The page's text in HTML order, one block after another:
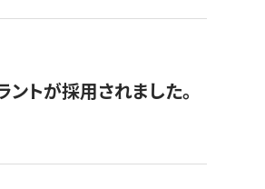
トが採用されました。